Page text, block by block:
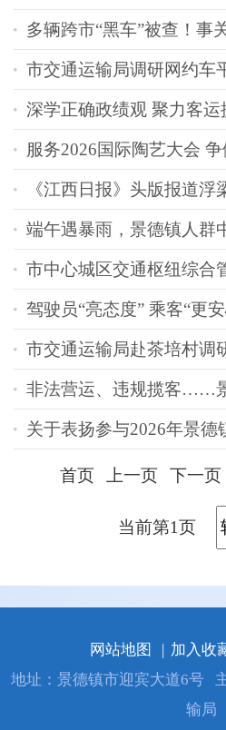
深学正确政绩观 聚力客运
首页 上一页 下一页
当前第1页
网站地图 | 加入收
地址：景德镇市迎宾大道6号
输局